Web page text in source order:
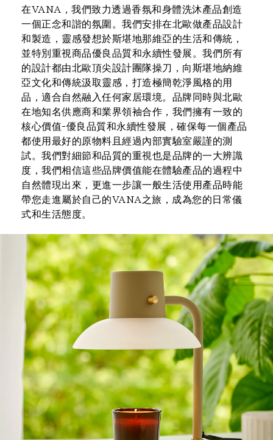
在VANA，我們致力透過香氛和身體洗沐產品創造
一個正念和諧的氛圍。我們安排在北歐做產品設計
和製造，靈感發想於斯堪地那維亞的生活和傳統，
並特別重視商品優良品質和永續性發展。我們所有
的設計都由北歐頂尖設計團隊操刀，向斯堪地納維
亞文化和傳統汲取靈感，打造極簡乾淨風格的用
品，適合自然融入任何家居環境。品牌同時與北歐
在地知名供應商和業界領袖合作，我們擁有一致的
核心價值-優良品質和永續性發展，確保每一個產品
都使用最好的原物料且經過內部實驗室嚴謹的測
試。我們對細節和品質的重視也是品牌的一大辨識
度，我們相信這些品牌價值能在體驗產品的過程中
自然體現出來，更進一步讓一般生活使用產品時能
帶您走進屬於自己的VANA之旅，成為您的日常儀
式和生活態度。